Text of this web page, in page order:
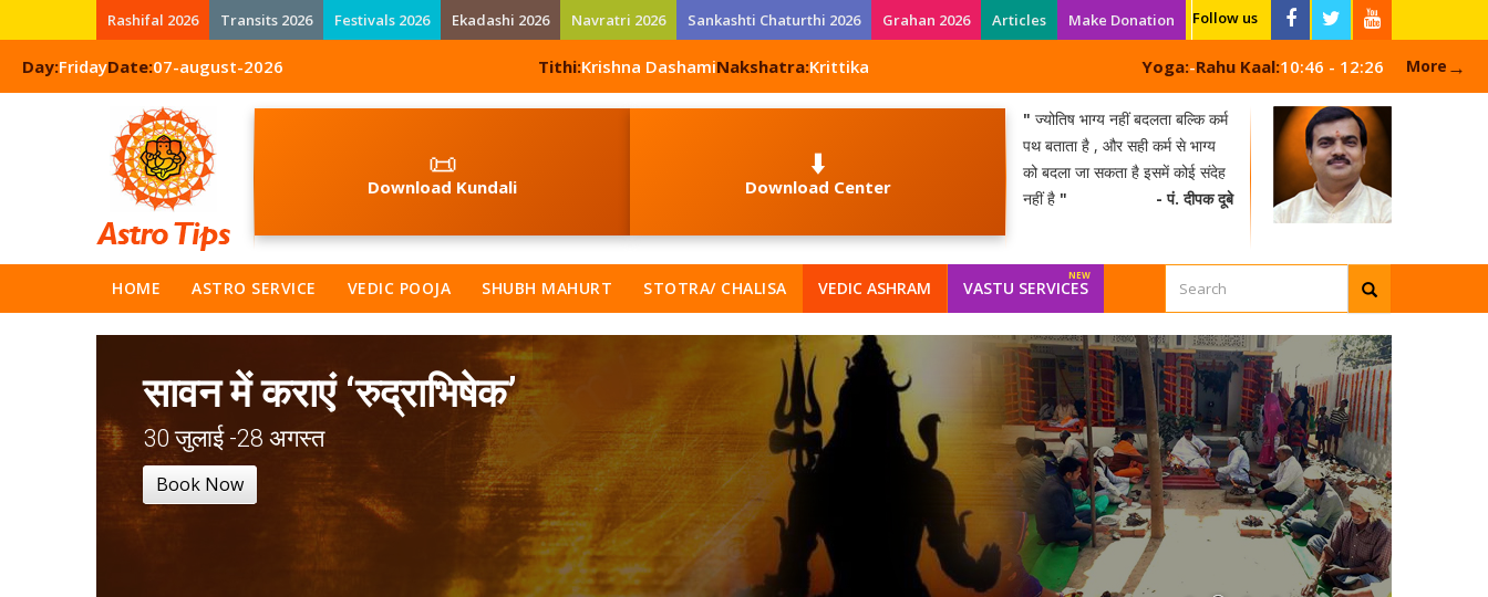
Rashifal 2026 Transits 2026 Festivals 2026 Ekadashi 2026 Navratri 2026 Sankashti Chaturthi 2026 Grahan 2026 Articles Make Donation Follow us
Day:FridayDate:07-august-2026 Tithi:Krishna DashamiNakshatra:Krittika Yoga:-Rahu Kaal:10:46 - 12:26 More →
📜
Download Kundali
⬇️
Download Center
" ज्योतिष भाग्य नहीं बदलता बल्कि कर्म
पथ बताता है , और सही कर्म से भाग्य
को बदला जा सकता है इसमें कोई संदेह
नहीं है " - पं. दीपक दूबे
HOME ASTRO SERVICE VEDIC POOJA SHUBH MAHURT STOTRA/ CHALISA VEDIC ASHRAM VASTU SERVICES
सावन में कराएं ‘रुद्राभिषेक’
30 जुलाई -28 अगस्त
Book Now